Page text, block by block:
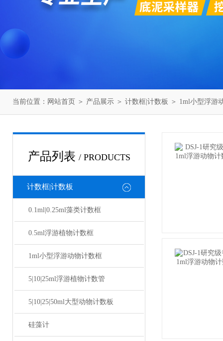
当前位置： 网站首页 ＞ 产品展示 ＞ 计数框|计数板 ＞ 1ml小型浮游
产品列表 / PRODUCTS
计数框|计数板
0.1ml|0.25ml藻类计数框
0.5ml浮游植物计数框
1ml小型浮游动物计数框
5|10|25ml浮游植物计数管
5|10|25|50ml大型动物计数板
硅藻计